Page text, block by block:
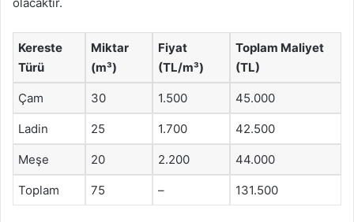
Kereste
Türü
Miktar
(m³)
Fiyat
(TL/m³)
Toplam Maliyet
(TL)
Çam 30 1.500 45.000
Ladin 25 1.700 42.500
Meşe 20 2.200 44.000
Toplam 75 – 131.500